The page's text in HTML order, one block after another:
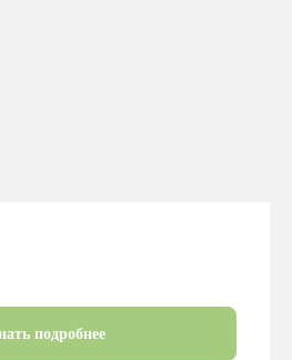
подробнее